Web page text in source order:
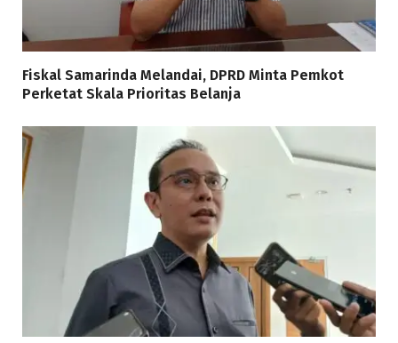
Fiskal Samarinda Melandai, DPRD Minta Pemkot
Perketat Skala Prioritas Belanja